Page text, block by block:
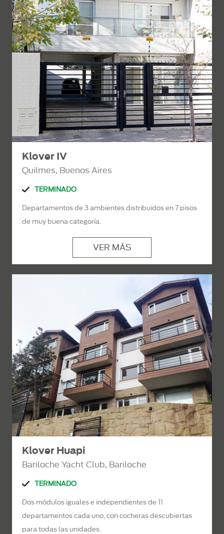
Klover IV
Quilmes, Buenos Aires
TERMINADO
Departamentos de 3 ambientes distribuidos en 7 pisos
de muy buena categoría.
VER MÁS
Klover Huapi
Bariloche Yacht Club, Bariloche
TERMINADO
Dos módulos iguales e independientes de 11
departamentos cada uno, con cocheras descubiertas
para todas las unidades.